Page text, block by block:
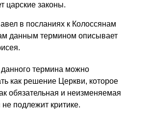
царские законы.
в посланиях к Колоссянам
данным термином описывает
термина можно
как решение Церкви, которое
обязательная и неизменяемая
не подлежит критике.